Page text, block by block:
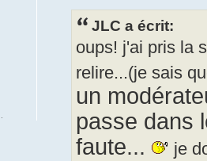
JLC a écrit:
oups! j'ai pris la
relire...(je sais
un
passe dans
faute...
je